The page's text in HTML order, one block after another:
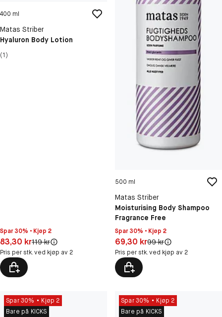
400 ml
Matas Striber
Hyaluron Body Lotion
(1)
Spar 30% • Kjøp 2
Pris: 83,30 kr
83,30 krOriginal pris:
119 kr
Pris per stk. ved kjøp av 2
500 ml
Matas Striber
Moisturising Body Shampoo
Fragrance Free
Spar 30% • Kjøp 2
Pris: 69,30 kr
69,30 krOriginal pris:
99 kr
Pris per stk. ved kjøp av 2
Spar 30%
Kjøp 2
Bare på KICKS
Spar 30%
Kjøp 2
Bare på KICKS